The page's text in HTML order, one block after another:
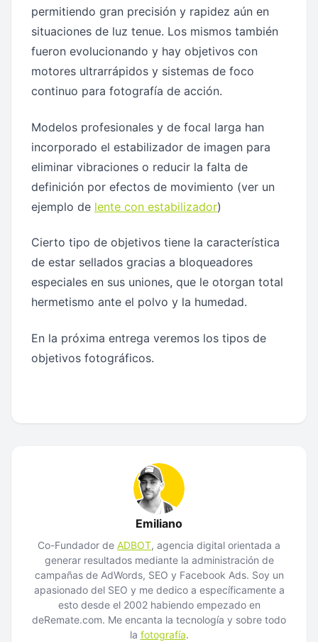
permitiendo gran precisión y rapidez aún en
situaciones de luz tenue. Los mismos también
fueron evolucionando y hay objetivos con
motores ultrarrápidos y sistemas de foco
continuo para fotografía de acción.
Modelos profesionales y de focal larga han
incorporado el estabilizador de imagen para
eliminar vibraciones o reducir la falta de
definición por efectos de movimiento (ver un
ejemplo de lente con estabilizador)
Cierto tipo de objetivos tiene la característica
de estar sellados gracias a bloqueadores
especiales en sus uniones, que le otorgan total
hermetismo ante el polvo y la humedad.
En la próxima entrega veremos los tipos de
objetivos fotográficos.
Emiliano
Co-Fundador de ADBOT, agencia digital orientada a
generar resultados mediante la administración de
campañas de AdWords, SEO y Facebook Ads. Soy un
apasionado del SEO y me dedico a específicamente a
esto desde el 2002 habiendo empezado en
deRemate.com. Me encanta la tecnología y sobre todo
la fotografía.